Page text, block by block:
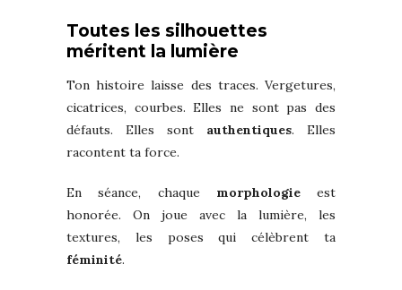
Toutes les silhouettes
méritent la lumière
Ton histoire laisse des traces. Vergetures,
cicatrices, courbes. Elles ne sont pas des
défauts. Elles sont authentiques. Elles
racontent ta force.
En séance, chaque morphologieest
honorée. On joue avec la lumière, les
textures, les poses qui célèbrent ta
féminité.